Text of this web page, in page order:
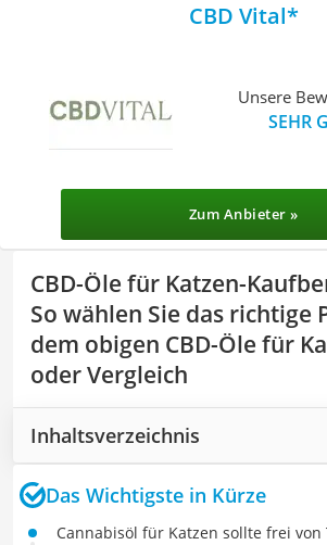
CBD Vital
Unsere
SEHR
Zum Anbieter »
CBD-Öle für Katzen-
So wählen Sie das richtige
dem obigen CBD-Öle für
oder Vergleich
Inhaltsverzeichnis
Das Wichtigste in Kürze
Cannabisöl für Katzen sollte frei von